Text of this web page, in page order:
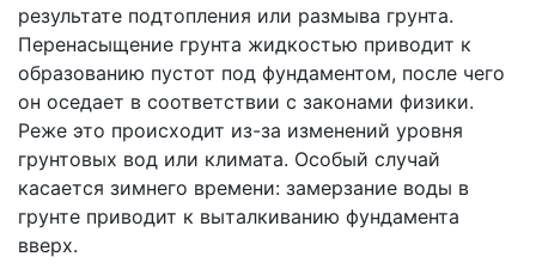
результате подтопления или размыва грунта.
Перенасыщение грунта жидкостью приводит к
образованию пустот под фундаментом, после чего
он оседает в соответствии с законами физики.
Реже это происходит из-за изменений уровня
грунтовых вод или климата. Особый случай
касается зимнего времени: замерзание воды в
грунте приводит к выталкиванию фундамента
вверх.